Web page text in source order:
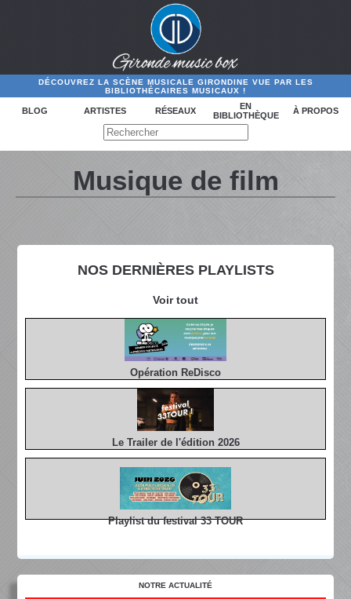
DÉCOUVREZ LA SCÈNE MUSICALE GIRONDINE VUE PAR LES
BIBLIOTHÉCAIRES MUSICAUX !
BLOG ARTISTES RÉSEAUX
EN
BIBLIOTHÈQUE
À PROPOS
NOS DERNIÈRES PLAYLISTS
Voir tout
Opération ReDisco
Le Trailer de l'édition 2026
Playlist du festival 33 TOUR
Musique de film
NOTRE ACTUALITÉ